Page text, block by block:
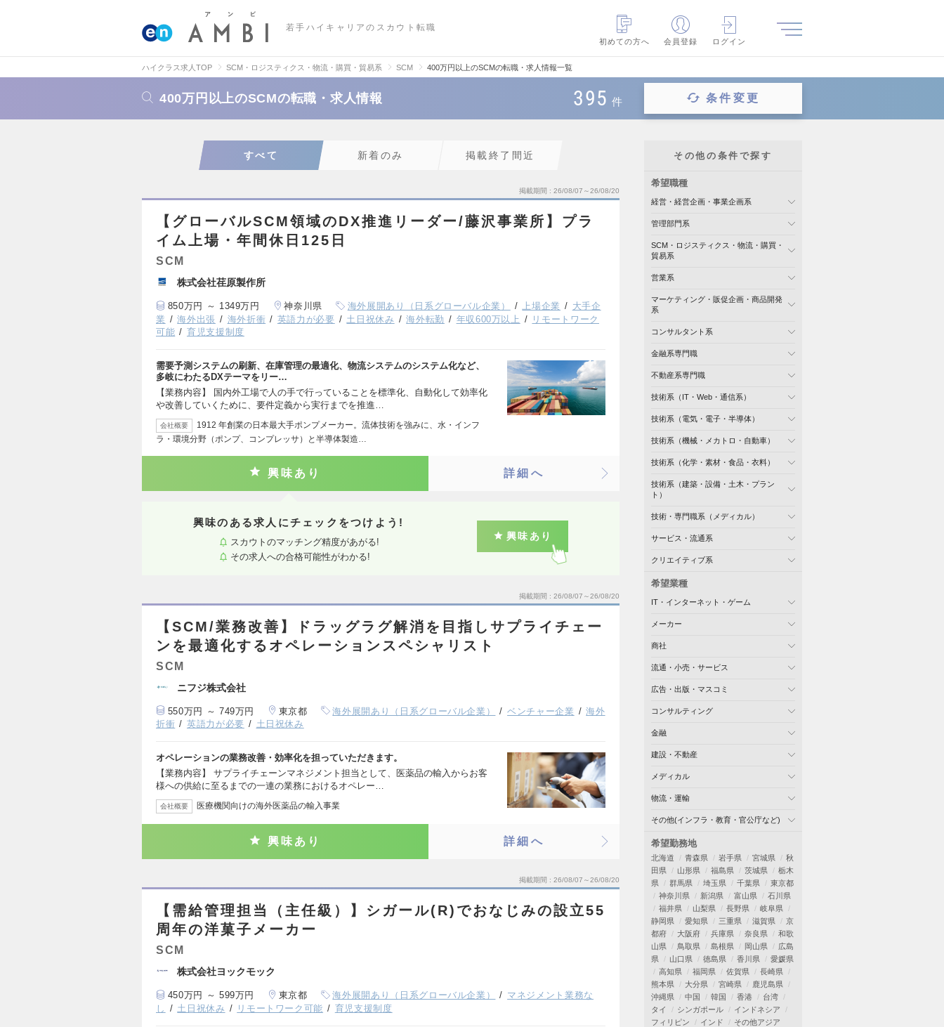
若手ハイキャリアのスカウト転職
初めての方へ
会員登録 ログイン
ハイクラス求人TOP SCM・ロジスティクス・物流・購買・貿易系 SCM 400万円以上のSCMの転職・求人情報一覧
400万円以上のSCMの転職・求人情報 395 件 条件変更
すべて 新着のみ 掲載終了間近
掲載期間 26/08/07～26/08/20
【グローバルSCM領域のDX推進リーダー/藤沢事業所】プラ
イム上場・年間休日125日
SCM
株式会社荏原製作所
850万円 ～ 1349万円 神奈川県 海外展開あり（日系グローバル企業） 上場企業
大手企
業
海外出張 海外折衝 英語力が必要 土日祝休み 海外転勤 年収600万以上
リモートワーク
可能
育児支援制度
需要予測システムの刷新、在庫管理の最適化、物流システムのシステム化など、
多岐にわたるDXテーマをリー…
【業務内容】 国内外工場で人の手で行っていることを標準化、自動化して効率化
や改善していくために、要件定義から実行までを推進…
会社概要
1912 年創業の日本最大手ポンプメーカー。流体技術を強みに、水・インフ
ラ・環境分野（ポンプ、コンプレッサ）と半導体製造…
興味あり 詳細へ
興味のある求人にチェックをつけよう!
スカウトのマッチング精度があがる!
その求人への合格可能性がわかる!
興味あり
掲載期間 26/08/07～26/08/20
【SCM/業務改善】ドラッグラグ解消を目指しサプライチェー
ンを最適化するオペレーションスペシャリスト
SCM
ニフジ株式会社
550万円 ～ 749万円 東京都 海外展開あり（日系グローバル企業） ベンチャー企業
海外
折衝
英語力が必要 土日祝休み
オペレーションの業務改善・効率化を担っていただきます。
【業務内容】 サプライチェーンマネジメント担当として、医薬品の輸入からお客
様への供給に至るまでの一連の業務におけるオペレー…
会社概要 医療機関向けの海外医薬品の輸入事業
興味あり 詳細へ
掲載期間 26/08/07～26/08/20
【需給管理担当（主任級）】シガール(R)でおなじみの設立55
周年の洋菓子メーカー
SCM
株式会社ヨックモック
450万円 ～ 599万円 東京都 海外展開あり（日系グローバル企業）
マネジメント業務な
し
土日祝休み リモートワーク可能 育児支援制度
その他の条件で探す
希望職種
経営・経営企画・事業企画系
管理部門系
SCM・ロジスティクス・物流・購買・
貿易系
営業系
マーケティング・販促企画・商品開発
系
コンサルタント系
金融系専門職
不動産系専門職
技術系（IT・Web・通信系）
技術系（電気・電子・半導体）
技術系（機械・メカトロ・自動車）
技術系（化学・素材・食品・衣料）
技術系（建築・設備・土木・プラン
ト）
技術・専門職系（メディカル）
サービス・流通系
クリエイティブ系
希望業種
IT・インターネット・ゲーム
メーカー
商社
流通・小売・サービス
広告・出版・マスコミ
コンサルティング
金融
建設・不動産
メディカル
物流・運輸
その他(インフラ・教育・官公庁など)
希望勤務地
北海道 青森県 岩手県 宮城県
秋
田県
山形県 福島県 茨城県
栃木
県
群馬県 埼玉県 千葉県
東京都
神奈川県
新潟県 富山県
石川県
福井県
山梨県 長野県
岐阜県
静岡県
愛知県 三重県 滋賀県
京
都府
大阪府 兵庫県 奈良県
和歌
山県
鳥取県 島根県 岡山県
広島
県
山口県 徳島県 香川県
愛媛県
高知県
福岡県 佐賀県
長崎県
熊本県
大分県 宮崎県
鹿児島県
沖縄県
中国 韓国 香港
台湾
タイ
シンガポール
インドネシア
フィリピン
インド
その他アジア